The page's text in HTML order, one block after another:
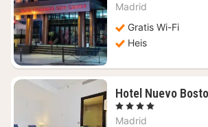
712
Madrid
Gratis Wi-Fi
Heis
Hotel Nuevo
, 4 Stjerner
Madrid